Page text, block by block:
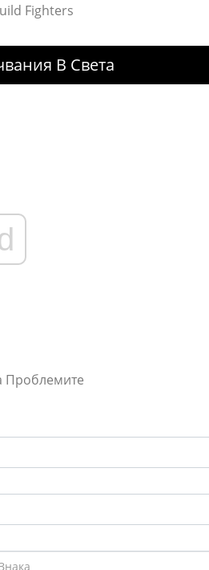
Fighters
В Света
Проблемите